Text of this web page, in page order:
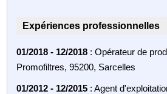
Expériences professionnelles
01/2018 - 12/2018 : Opérateur de
Promofiltres, 95200, Sarcelles
01/2012 - 12/2015 : Agent